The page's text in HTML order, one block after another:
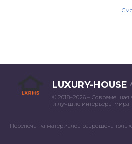
LUXURY-HOUSE
© 2018–2026 – Современная
и лучшие интерьеры мира
Перепечатка материалов разрешена